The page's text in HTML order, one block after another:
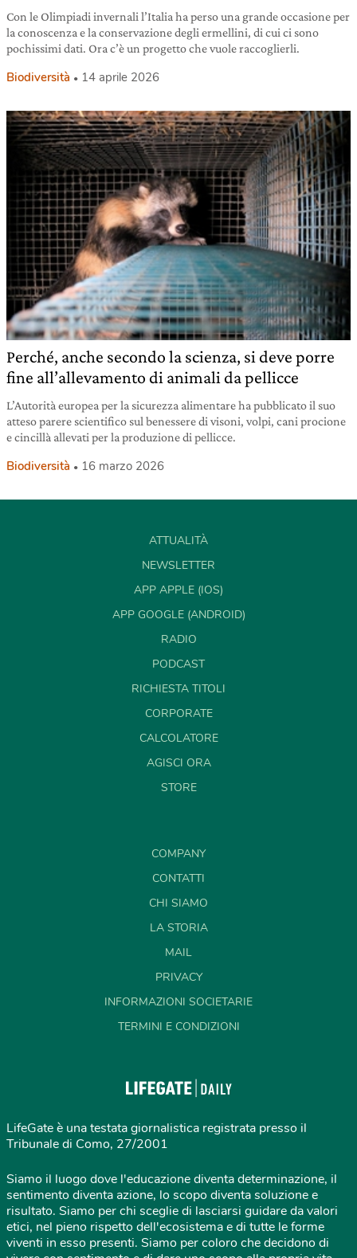
Con le Olimpiadi invernali l’Italia ha perso una grande occasione per
la conoscenza e la conservazione degli ermellini, di cui ci sono
pochissimi dati. Ora c’è un progetto che vuole raccoglierli.
Biodiversità 14 aprile 2026
Perché, anche secondo la scienza, si deve porre
fine all’allevamento di animali da pellicce
L’Autorità europea per la sicurezza alimentare ha pubblicato il suo
atteso parere scientifico sul benessere di visoni, volpi, cani procione
e cincillà allevati per la produzione di pellicce.
Biodiversità 16 marzo 2026
ATTUALITÀ
NEWSLETTER
APP APPLE (IOS)
APP GOOGLE (ANDROID)
RADIO
PODCAST
RICHIESTA TITOLI
CORPORATE
CALCOLATORE
AGISCI ORA
STORE
COMPANY
CONTATTI
CHI SIAMO
LA STORIA
MAIL
PRIVACY
INFORMAZIONI SOCIETARIE
TERMINI E CONDIZIONI
LifeGate è una testata giornalistica registrata presso il
Tribunale di Como, 27/2001
Siamo il luogo dove l'educazione diventa determinazione, il
sentimento diventa azione, lo scopo diventa soluzione e
risultato. Siamo per chi sceglie di lasciarsi guidare da valori
etici, nel pieno rispetto dell'ecosistema e di tutte le forme
viventi in esso presenti. Siamo per coloro che decidono di